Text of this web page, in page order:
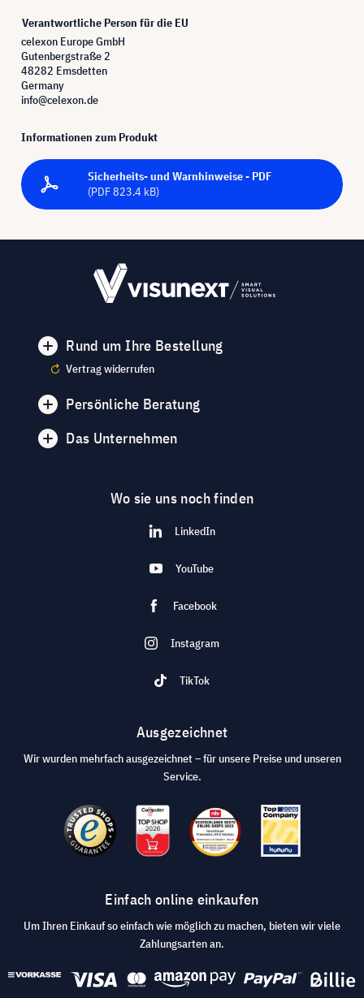
Verantwortliche Person für die EU
celexon Europe GmbH
Gutenbergstraße 2
48282 Emsdetten
Germany
info@celexon.de
Informationen zum Produkt
Sicherheits- und Warnhinweise - PDF
(PDF 823.4 kB)
Rund um Ihre Bestellung
Vertrag widerrufen
Persönliche Beratung
Das Unternehmen
Wo sie uns noch finden
LinkedIn
YouTube
Facebook
Instagram
TikTok
Ausgezeichnet
Wir wurden mehrfach ausgezeichnet – für unsere Preise und unseren
Service.
Einfach online einkaufen
Um Ihren Einkauf so einfach wie möglich zu machen, bieten wir viele
Zahlungsarten an.